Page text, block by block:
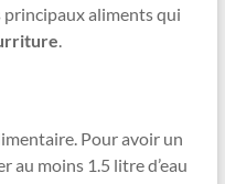
principaux aliments qui
.
Pour avoir un
au moins 1.5 litre d’eau